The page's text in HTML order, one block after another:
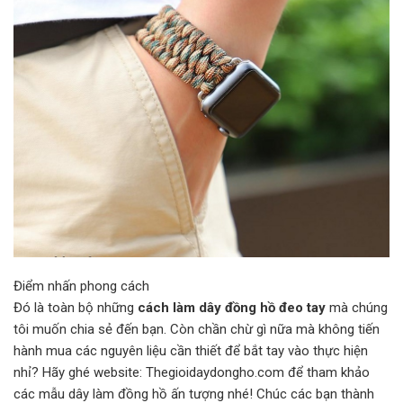
Điểm nhấn phong cách
Đó là toàn bộ những cách làm dây đồng hồ đeo tay mà chúng
tôi muốn chia sẻ đến bạn. Còn chần chừ gì nữa mà không tiến
hành mua các nguyên liệu cần thiết để bắt tay vào thực hiện
nhỉ? Hãy ghé website: Thegioidaydongho.com để tham khảo
các mẫu dây làm đồng hồ ấn tượng nhé! Chúc các bạn thành